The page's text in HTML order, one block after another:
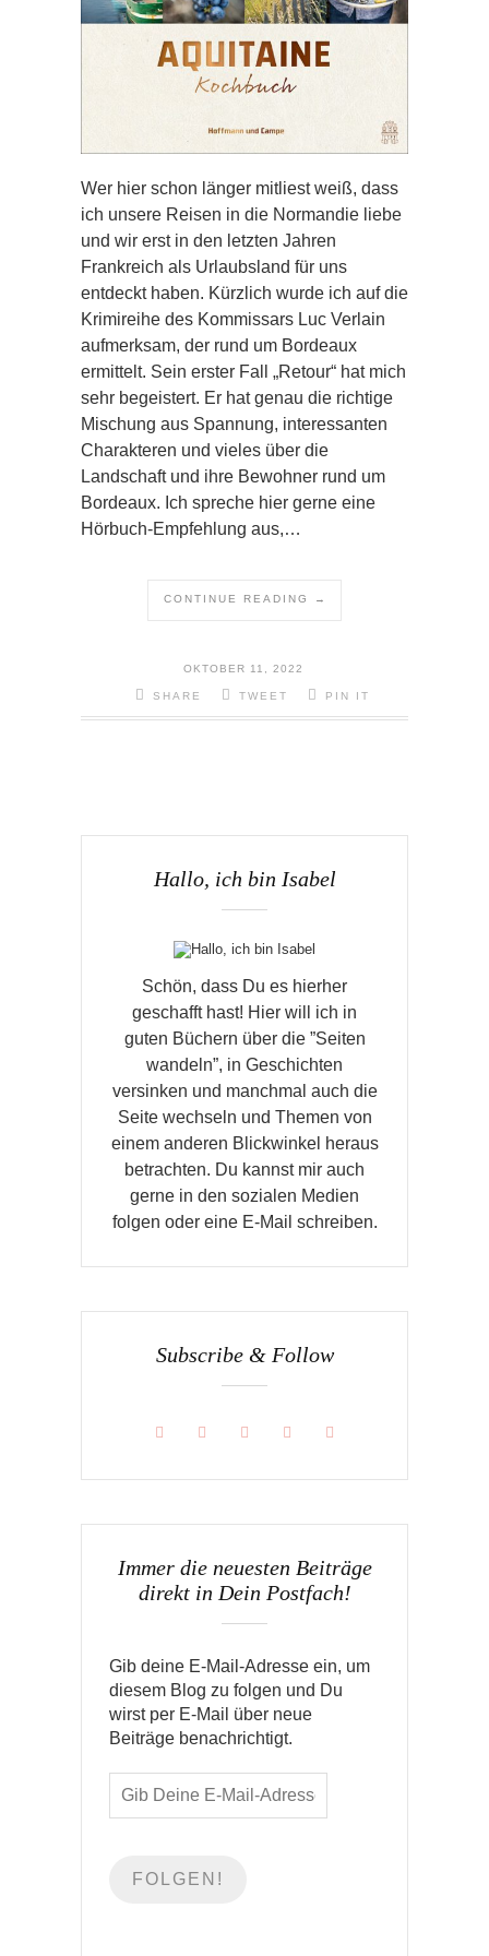
Wer hier schon länger mitliest weiß, dass
ich unsere Reisen in die Normandie liebe
und wir erst in den letzten Jahren
Frankreich als Urlaubsland für uns
entdeckt haben. Kürzlich wurde ich auf die
Krimireihe des Kommissars Luc Verlain
aufmerksam, der rund um Bordeaux
ermittelt. Sein erster Fall „Retour“ hat mich
sehr begeistert. Er hat genau die richtige
Mischung aus Spannung, interessanten
Charakteren und vieles über die
Landschaft und ihre Bewohner rund um
Bordeaux. Ich spreche hier gerne eine
Hörbuch-Empfehlung aus,…
CONTINUE READING →
OKTOBER 11, 2022
SHARE TWEET PIN IT
Hallo, ich bin Isabel
Schön, dass Du es hierher
geschafft hast! Hier will ich in
guten Büchern über die ”Seiten
wandeln”, in Geschichten
versinken und manchmal auch die
Seite wechseln und Themen von
einem anderen Blickwinkel heraus
betrachten. Du kannst mir auch
gerne in den sozialen Medien
folgen oder eine E-Mail schreiben.
Subscribe & Follow
Immer die neuesten Beiträge
direkt in Dein Postfach!
Gib deine E-Mail-Adresse ein, um
diesem Blog zu folgen und Du
wirst per E-Mail über neue
Beiträge benachrichtigt.